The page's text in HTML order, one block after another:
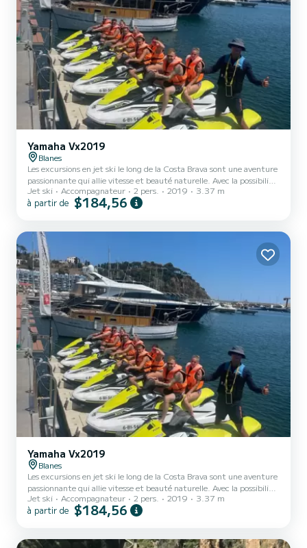
Yamaha Vx2019
Blanes
Les excursions en jet ski le long de la Costa Brava sont une aventure
passionnante qui allie vitesse et beauté naturelle. Avec la possibilité
de prendre jusqu'à 4 motos, vous pouvez partager cette expérience
avec vos amis et votre famille en explorant le spectaculaire littoral
aurez également l'occasion de vous approcher de certains des points
les plus emblém...
Jet ski Accompagnateur 2 pers. 2019 3.37 m
à partir de $184,56
Yamaha Vx2019
Blanes
Les excursions en jet ski le long de la Costa Brava sont une aventure
passionnante qui allie vitesse et beauté naturelle. Avec la possibilité
de prendre jusqu'à 4 motos, vous pouvez partager cette expérience
avec vos amis et votre famille en explorant le spectaculaire littoral
aurez également l'occasion de vous approcher de certains des points
Jet ski Accompagnateur 2 pers. 2019 3.37 m
à partir de $184,56